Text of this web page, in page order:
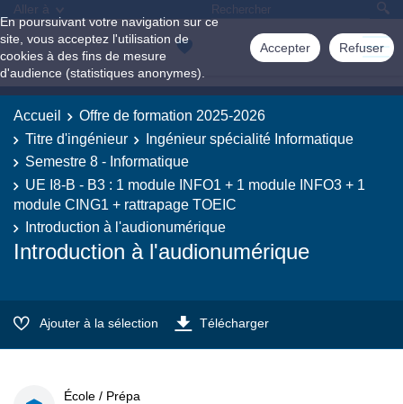
En poursuivant votre navigation sur ce
site, vous acceptez l'utilisation de
cookies à des fins de mesure
d'audience (statistiques anonymes).
Accepter Refuser
Aller à
Accueil
Offre de formation 2025-2026
Titre d'ingénieur
Ingénieur spécialité Informatique
Semestre 8 - Informatique
UE I8-B - B3 : 1 module INFO1 + 1 module INFO3 + 1
module CING1 + rattrapage TOEIC
Introduction à l'audionumérique
Introduction à l'audionumérique
Ajouter à la sélection Télécharger
École / Prépa